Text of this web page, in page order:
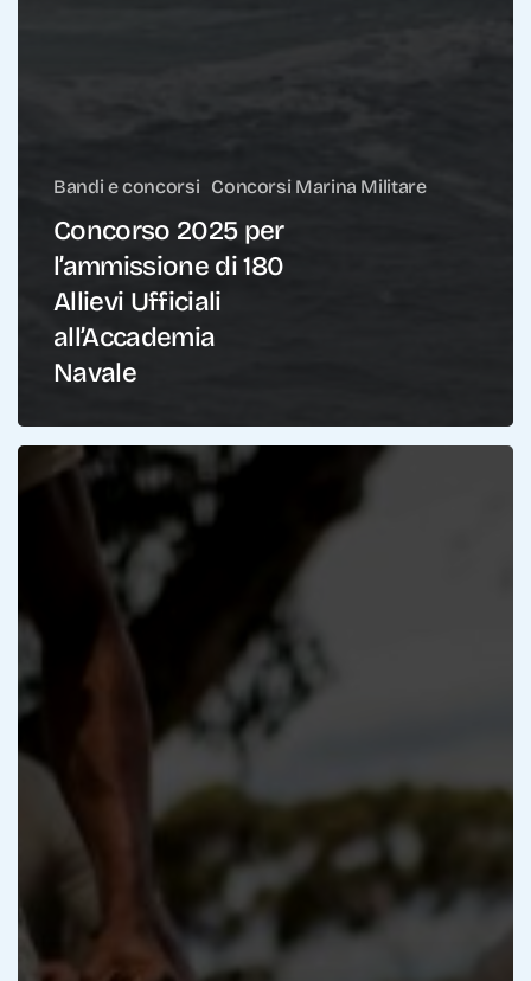
Bandi e concorsi Concorsi Marina Militare
Concorso 2025 per
l’ammissione di 180
Allievi Ufficiali
all’Accademia
Navale